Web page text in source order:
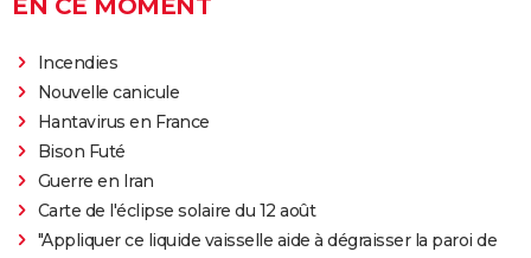
EN CE MOMENT
Incendies
Nouvelle canicule
Hantavirus en France
Bison Futé
Guerre en Iran
Carte de l'éclipse solaire du 12 août
"Appliquer ce liquide vaisselle aide à dégraisser la paroi de